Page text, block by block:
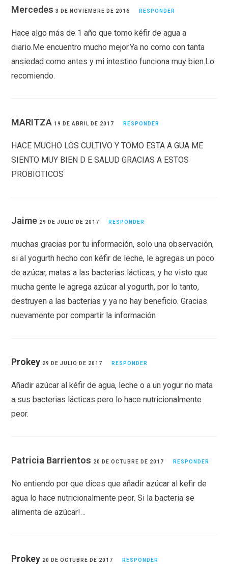
Mercedes3 DE NOVIEMBRE DE 2016 RESPONDER
Hace algo más de 1 año que tomo kéfir de agua a
diario.Me encuentro mucho mejor.Ya no como con tanta
ansiedad como antes y mi intestino funciona muy bien.Lo
recomiendo.
MARITZA 19 DE ABRIL DE 2017 RESPONDER
HACE MUCHO LOS CULTIVO Y TOMO ESTA A GUA ME
SIENTO MUY BIEN D E SALUD GRACIAS A ESTOS
PROBIOTICOS
Jaime 29 DE JULIO DE 2017 RESPONDER
muchas gracias por tu información, solo una observación,
si al yogurth hecho con kéfir de leche, le agregas un poco
de azúcar, matas a las bacterias lácticas, y he visto que
mucha gente le agrega azúcar al yogurth, por lo tanto,
destruyen a las bacterias y ya no hay beneficio. Gracias
nuevamente por compartir la información
Prokey 29 DE JULIO DE 2017 RESPONDER
Añadir azúcar al kéfir de agua, leche o a un yogur no mata
a sus bacterias lácticas pero lo hace nutricionalmente
peor.
Patricia Barrientos 20 DE OCTUBRE DE 2017 RESPONDER
No entiendo por que dices que añadir azúcar al kefir de
agua lo hace nutricionalmente peor. Si la bacteria se
alimenta de azúcar!…
Prokey 20 DE OCTUBRE DE 2017 RESPONDER